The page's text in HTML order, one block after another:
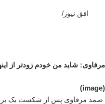
افق نیوز/
مرفاوی: شاید من خودم زودتر از
(image)
صمد مرفاوی پس از شکست یک بر